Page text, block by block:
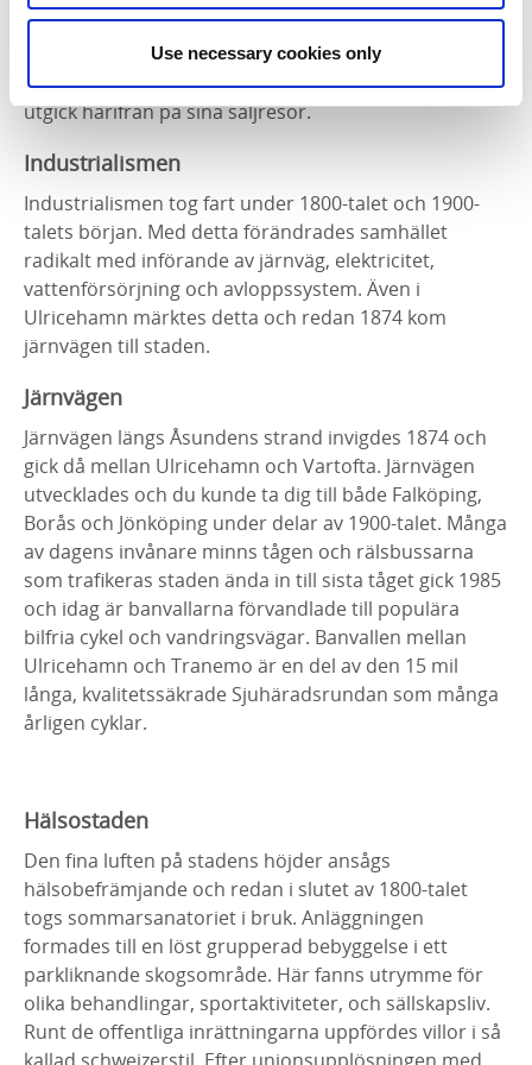
Use necessary cookies only
Knallarna, de västsvenska gårdfarihandlarna, var av
stor betydelse i Ulricehamnstrakten under slutet av
1700-talet och första hälften av 1800-talet. Många
utgick härifrån på sina säljresor.
Industrialismen
Industrialismen tog fart under 1800-talet och 1900-
talets början. Med detta förändrades samhället
radikalt med införande av järnväg, elektricitet,
vattenförsörjning och avloppssystem. Även i
Ulricehamn märktes detta och redan 1874 kom
järnvägen till staden.
Järnvägen
Järnvägen längs Åsundens strand invigdes 1874 och
gick då mellan Ulricehamn och Vartofta. Järnvägen
utvecklades och du kunde ta dig till både Falköping,
Borås och Jönköping under delar av 1900-talet. Många
av dagens invånare minns tågen och rälsbussarna
som trafikeras staden ända in till sista tåget gick 1985
och idag är banvallarna förvandlade till populära
bilfria cykel och vandringsvägar. Banvallen mellan
Ulricehamn och Tranemo är en del av den 15 mil
långa, kvalitetssäkrade Sjuhäradsrundan som många
årligen cyklar.
Hälsostaden
Den fina luften på stadens höjder ansågs
hälsobefrämjande och redan i slutet av 1800-talet
togs sommarsanatoriet i bruk. Anläggningen
formades till en löst grupperad bebyggelse i ett
parkliknande skogsområde. Här fanns utrymme för
olika behandlingar, sportaktiviteter, och sällskapsliv.
Runt de offentliga inrättningarna uppfördes villor i så
kallad schweizerstil. Efter unionsupplösningen med